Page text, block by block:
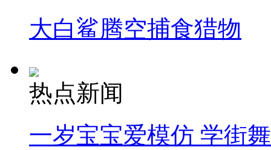
大白鲨腾空捕食猎物
热点新闻
一岁宝宝爱模仿 学街